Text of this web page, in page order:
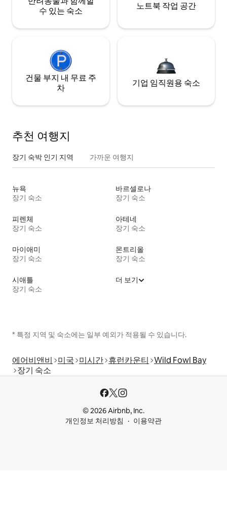
수 있는 숙소
노트북 작업 공간
건물 부지 내 무료 주
차
기업 임직원용 숙소
추천 여행지
장기 숙박 인기 지역 가까운 여행지
뉴욕
장기 숙소
바르셀로나
장기 숙소
피렌체
장기 숙소
아테네
장기 숙소
마이애미
장기 숙소
몬트리올
장기 숙소
시애틀
장기 숙소
더 보기
* 특정 지역 및 숙소에는 일부 예외가 적용될 수 있습니다.
에어비앤비 미국 미시간 휴런카운티 Wild Fowl Bay
장기 숙소
© 2026 Airbnb, Inc.
개인정보 처리방침
이용약관